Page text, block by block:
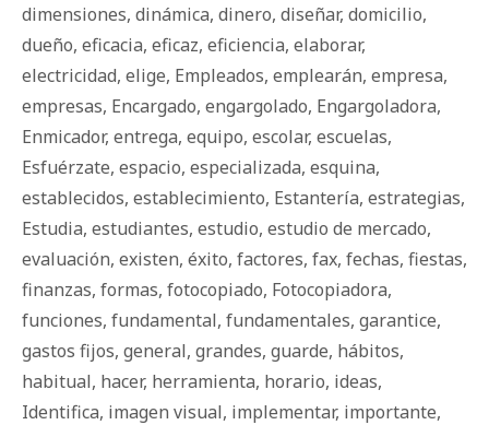
dimensiones, dinámica, dinero, diseñar, domicilio,
dueño, eficacia, eficaz, eficiencia, elaborar,
electricidad, elige, Empleados, emplearán, empresa,
empresas, Encargado, engargolado, Engargoladora,
Enmicador, entrega, equipo, escolar, escuelas,
Esfuérzate, espacio, especializada, esquina,
establecidos, establecimiento, Estantería, estrategias,
Estudia, estudiantes, estudio, estudio de mercado,
evaluación, existen, éxito, factores, fax, fechas, fiestas,
finanzas, formas, fotocopiado, Fotocopiadora,
funciones, fundamental, fundamentales, garantice,
gastos fijos, general, grandes, guarde, há­bi­tos,
habitual, hacer, herramienta, horario, ideas,
Identifica, imagen visual, implementar, importante,